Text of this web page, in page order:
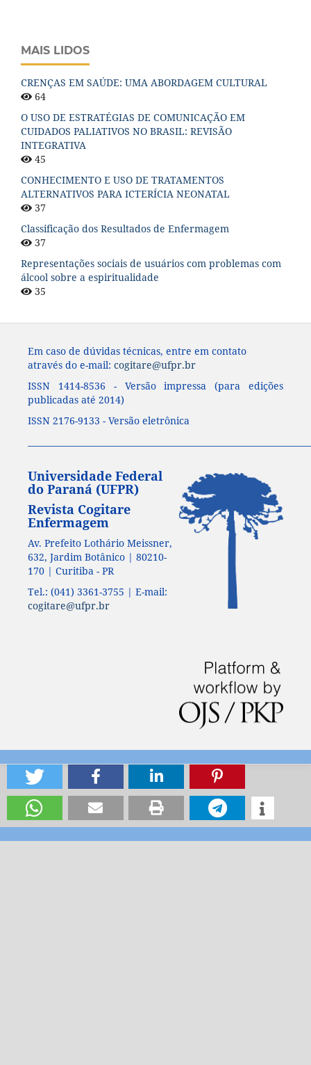
MAIS LIDOS
CRENÇAS EM SAÚDE: UMA ABORDAGEM CULTURAL
64
O USO DE ESTRATÉGIAS DE COMUNICAÇÃO EM
CUIDADOS PALIATIVOS NO BRASIL: REVISÃO
INTEGRATIVA
45
CONHECIMENTO E USO DE TRATAMENTOS
ALTERNATIVOS PARA ICTERÍCIA NEONATAL
37
Classificação dos Resultados de Enfermagem
37
Representações sociais de usuários com problemas com
álcool sobre a espiritualidade
35
Em caso de dúvidas técnicas, entre em contato
através do e-mail: cogitare@ufpr.br
ISSN 1414-8536 - Versão impressa (para edições
publicadas até 2014)
ISSN 2176-9133 - Versão eletrônica
Universidade Federal
do Paraná (UFPR)
Revista Cogitare
Enfermagem
Av. Prefeito Lothário Meissner,
632, Jardim Botânico | 80210-
170 | Curitiba - PR
Tel.: (041) 3361-3755 | E-mail:
cogitare@ufpr.br